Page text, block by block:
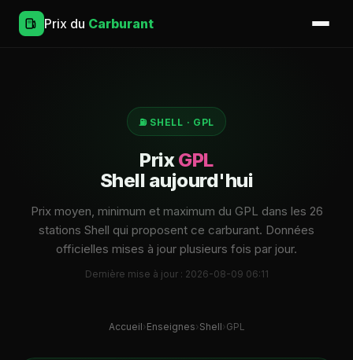
Prix du Carburant
⛽ SHELL · GPL
PrixGPL
Shell aujourd'hui
Prix moyen, minimum et maximum du GPL dans les 26
stations Shell qui proposent ce carburant. Données
officielles mises à jour plusieurs fois par jour.
Dernière mise à jour : 2026-08-09 06:11
Accueil› Enseignes› Shell› GPL